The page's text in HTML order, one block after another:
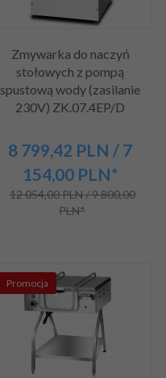
Zmywarka do naczyń
stołowych z pompą
spustową wody (zasilanie
230V) ZK.07.4EP/D
8 799,42 PLN / 7
154,00 PLN*
12 054,00 PLN / 9 800,00
PLN*
Promocja